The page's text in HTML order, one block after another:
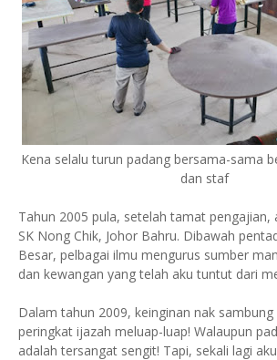
Kena selalu turun padang bersama-sama
dan staf
Tahun 2005 pula, setelah tamat pengajian,
SK Nong Chik, Johor Bahru. Dibawah
Besar, pelbagai ilmu mengurus sumber
dan kewangan yang telah aku tuntut dari
Dalam tahun 2009, keinginan nak sambung
peringkat ijazah meluap-luap! Walaupun
adalah tersangat sengit! Tapi, sekali lagi